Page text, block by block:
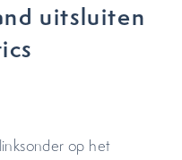
uitsluiten
op het